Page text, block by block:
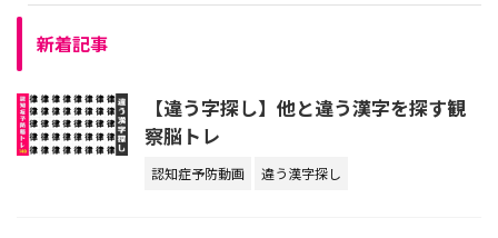
新着記事
【違う字探し】他と違う漢字を探す観
察脳トレ
認知症予防動画 違う漢字探し